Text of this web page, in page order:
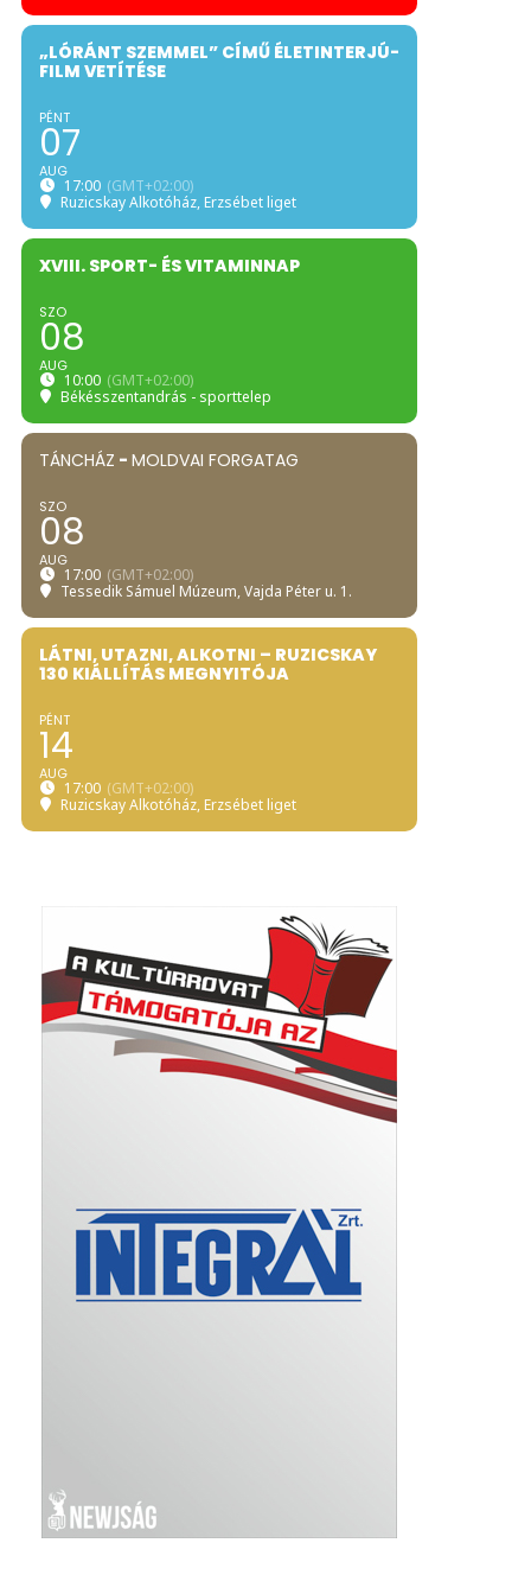
„LÓRÁNT SZEMMEL” CÍMŰ ÉLETINTERJÚ-
FILM VETÍTÉSE
PÉNT
07
AUG
17:00 (GMT+02:00)
Ruzicskay Alkotóház, Erzsébet liget
XVIII. SPORT- ÉS VITAMINNAP
SZO
08
AUG
10:00 (GMT+02:00)
Békésszentandrás - sporttelep
TÁNCHÁZ - MOLDVAI FORGATAG
SZO
08
AUG
17:00 (GMT+02:00)
Tessedik Sámuel Múzeum, Vajda Péter u. 1.
LÁTNI, UTAZNI, ALKOTNI – RUZICSKAY
130 KIÁLLÍTÁS MEGNYITÓJA
PÉNT
14
AUG
17:00 (GMT+02:00)
Ruzicskay Alkotóház, Erzsébet liget